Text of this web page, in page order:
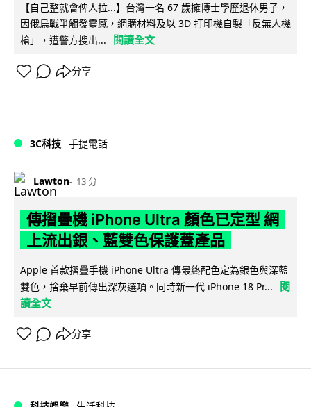
【自己整就會俾人拉...】台灣一名 67 歲擁博士學歷退休男子，
因俄烏戰爭觸發靈感，網購材料及以 3D 打印機自製「反無人機
槍」，遭警方搜出...
閱讀全文
分享
3C科技 手提電話
Lawton 13 分
傳摺疊機 iPhone Ultra 顏色已定型 網
上流出銀、藍雙色保護蓋產品
Apple 首款摺疊手機 iPhone Ultra 傳最終配色定為銀色與深藍
雙色，捨棄早前傳出深灰選項。同時新一代 iPhone 18 Pr...
閱
讀全文
分享